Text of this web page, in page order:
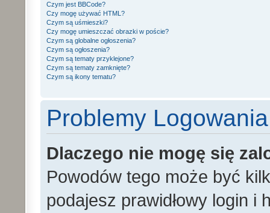
Czym jest BBCode?
Czy mogę używać HTML?
Czym są uśmieszki?
Czy mogę umieszczać obrazki w poście?
Czym są globalne ogłoszenia?
Czym są ogłoszenia?
Czym są tematy przyklejone?
Czym są tematy zamknięte?
Czym są ikony tematu?
Problemy
Dlaczego nie mogę się
Powodów tego może być
podajesz prawidłowy login i